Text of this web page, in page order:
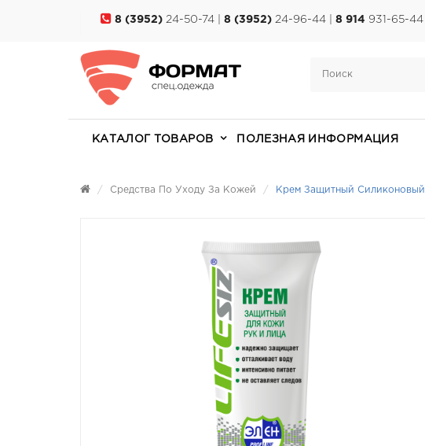
8 (3952) 24-50-74 | 8 (3952) 24-96-44 | 8 914 931-65-44
КАТАЛОГ ТОВАРОВ ПОЛЕЗНАЯ ИНФОРМАЦИЯ
Средства По Уходу За Кожей Крем Защитный Силиконовый